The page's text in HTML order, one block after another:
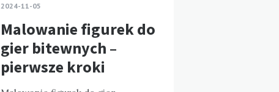
2024-11-05
Malowanie figurek do
gier bitewnych –
pierwsze kroki